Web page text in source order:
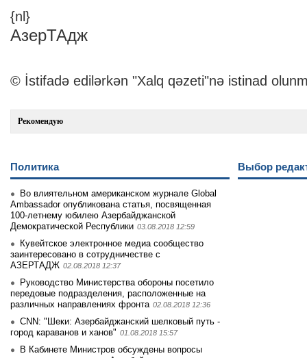
{nl}
АзерТАдж
© İstifadə edilərkən "Xalq qəzeti"nə istinad
Рекомендую
Политика
Во влиятельном американском журнале Global
Ambassador опубликована статья, посвященная
100-летнему юбилею Азербайджанской
Демократической Республики 03.08.2018 12:59
Кувейтское электронное медиа сообщество
заинтеpесовано в сотрудничестве с
АЗЕРТАДЖ 02.08.2018 12:37
Руководство Министерства обороны посетило
передовые подразделения, расположенные на
различных направлениях фронта 02.08.2018 12:36
CNN: "Шеки: Азербайджанский шелковый путь -
город караванов и ханов" 01.08.2018 15:57
В Кабинете Министров обсуждены вопросы
Выбор